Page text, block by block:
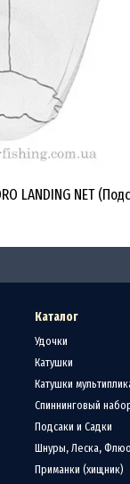
Каталог
Удочки
Катушки
Катушки
Спиннинговый
Подсаки и Садки
Шнуры, Леска,
Приманки (хищник)